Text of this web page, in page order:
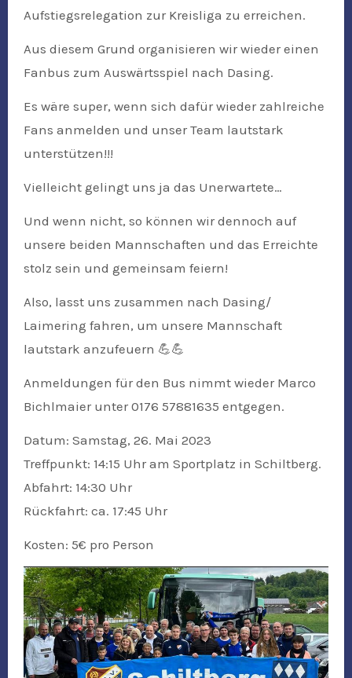
Aufstiegsrelegation zur Kreisliga zu erreichen.
Aus diesem Grund organisieren wir wieder einen
Fanbus zum Auswärtsspiel nach Dasing.
Es wäre super, wenn sich dafür wieder zahlreiche
Fans anmelden und unser Team lautstark
unterstützen!!!
Vielleicht gelingt uns ja das Unerwartete…
Und wenn nicht, so können wir dennoch auf
unsere beiden Mannschaften und das Erreichte
stolz sein und gemeinsam feiern!
Also, lasst uns zusammen nach Dasing/
Laimering fahren, um unsere Mannschaft
lautstark anzufeuern 💪💪
Anmeldungen für den Bus nimmt wieder Marco
Bichlmaier unter 0176 57881635 entgegen.
Datum: Samstag, 26. Mai 2023
Treffpunkt: 14:15 Uhr am Sportplatz in Schiltberg.
Abfahrt: 14:30 Uhr
Rückfahrt: ca. 17:45 Uhr
Kosten: 5€ pro Person